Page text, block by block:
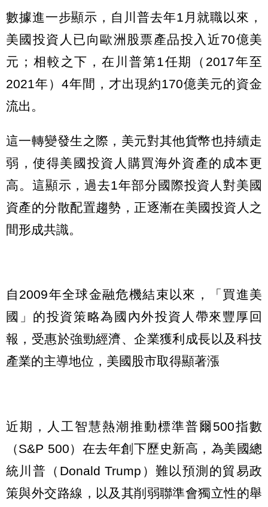
數據進一步顯示，自川普去年1月就職以來，
美國投資人已向歐洲股票產品投入近70億美
元；相較之下，在川普第1任期（2017年至
2021年）4年間，才出現約170億美元的資金
流出。
這一轉變發生之際，美元對其他貨幣也持續走
弱，使得美國投資人購買海外資產的成本更
高。這顯示，過去1年部分國際投資人對美國
資產的分散配置趨勢，正逐漸在美國投資人之
間形成共識。
自2009年全球金融危機結束以來，「買進美
國」的投資策略為國內外投資人帶來豐厚回
報，受惠於強勁經濟、企業獲利成長以及科技
產業的主導地位，美國股市取得顯著漲
近期，人工智慧熱潮推動標準普爾500指數
（S&P 500）在去年創下歷史新高，為美國總
統川普（Donald Trump）難以預測的貿易政
策與外交路線，以及其削弱聯準會獨立性的舉